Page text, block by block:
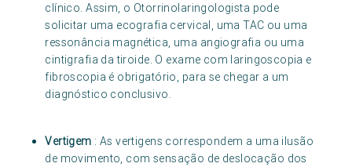
clínico. Assim, o Otorrinolaringologista pode
solicitar uma ecografia cervical, uma TAC ou uma
ressonância magnética, uma angiografia ou uma
cintigrafia da tiroide. O exame com laringoscopia e
fibroscopia é obrigatório, para se chegar a um
diagnóstico conclusivo.
Vertigem : As vertigens correspondem a uma ilusão
de movimento, com sensação de deslocação dos